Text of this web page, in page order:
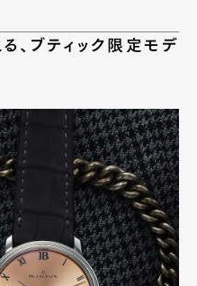
、ブティック限定モデ